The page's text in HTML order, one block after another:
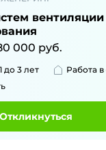
000 руб.
до 3 лет
Работа
Откликнуться